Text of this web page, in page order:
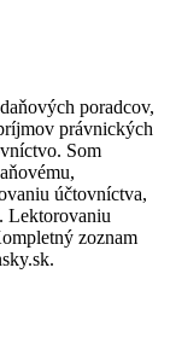
poradcov,
právnických
Som
účtovníctva,
Lektorovaniu
zoznam